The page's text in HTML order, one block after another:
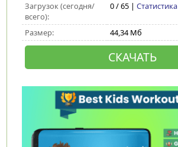
Загрузок (сегодня/
всего):
0 / 65 | Статистика
Размер: 44,34 Мб
СКАЧАТЬ